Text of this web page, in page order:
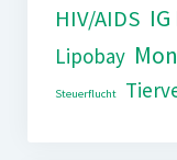
HIV/AIDS
Lipobay
Steuerflucht